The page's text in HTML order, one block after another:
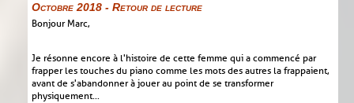
Octobre 2018 - Retour de lecture
Bonjour Marc,
Je résonne encore à l'histoire de cette femme qui a commencé par
frapper les touches du piano comme les mots des autres la frappaient,
avant de s'abandonner à jouer au point de se transformer
physiquement...